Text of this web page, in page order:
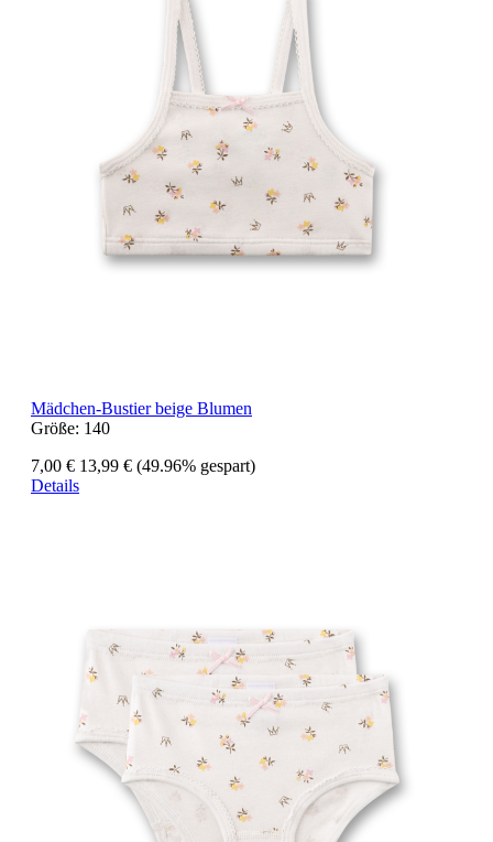
Mädchen-Bustier beige Blumen
Größe: 140
7,00 € 13,99 € (49.96% gespart)
Details